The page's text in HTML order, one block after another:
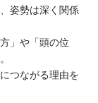
姿勢は深く関係
」や「頭の位
つながる理由を